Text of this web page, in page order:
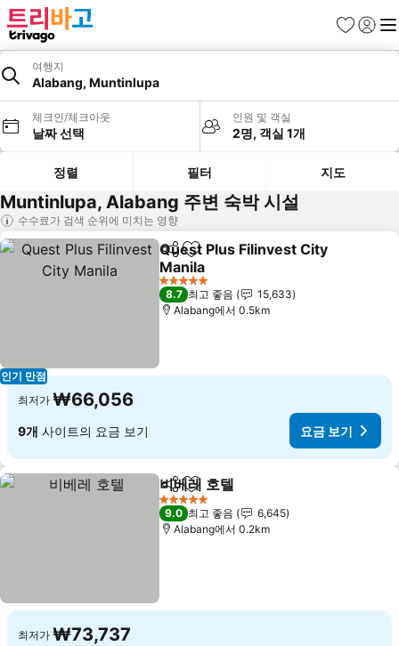
즐겨찾기
로그인
메
여행지
Alabang, Muntinlupa
체크인/체크아웃
날짜 선택
인원 및 객실
2명, 객실 1개
정렬 필터 지도
Muntinlupa, Alabang 주변 숙박 시설
수수료가 검색 순위에 미치는 영향
인기 만점
공유 즐겨찾기에 추가
Quest Plus Filinvest City
Manila
5 성급
8.7 최고 좋음
15,633
Alabang에서 0.5km
최저가 ₩66,056
9개 사이트의 요금 보기 요금 보기
공유 즐겨찾기에 추가
비베레 호텔
5 성급
9.0 최고 좋음
6,645
Alabang에서 0.2km
최저가 ₩73,737